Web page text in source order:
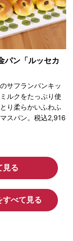
パン「ルッセカ
サフランパンキッ
ルクをたっぷり使
り柔らかいふわふ
スパン。税込2,916
見る
すべて見る